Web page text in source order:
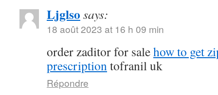
Ljglso says:
18 août 2023 at 16 h 09 min
order zaditor for salehow to get
prescriptiontofranil uk
Répondre